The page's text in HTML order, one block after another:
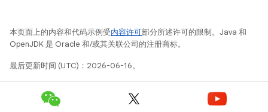
本页面上的内容和代码示例受内容许可部分所述许可的限制。Java 和
OpenJDK 是 Oracle 和/或其关联公司的注册商标。
最后更新时间 (UTC)：2026-06-16。